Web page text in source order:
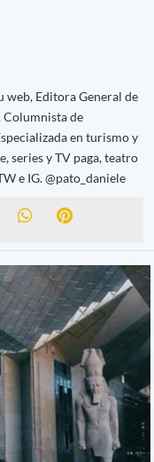
web, Editora General de
Columnista de
en turismo y
series y TV paga, teatro
e IG. @pato_daniele